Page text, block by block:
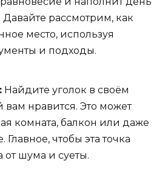
рассмотрим, как
место, используя
и подходы.
Найдите уголок в своём
вам нравится. Это может
комната, балкон или даже
Главное, чтобы эта точка
от шума и суеты.